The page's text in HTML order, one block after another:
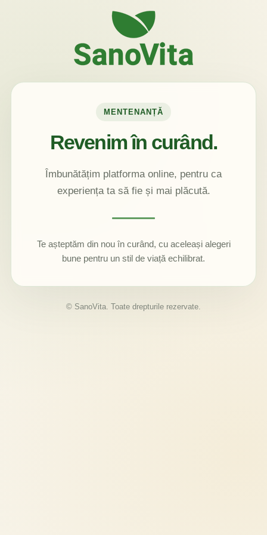
MENTENANȚĂ
Revenim în curând.
Îmbunătățim platforma online, pentru ca
experiența ta să fie și mai plăcută.
Te așteptăm din nou în curând, cu aceleași alegeri
bune pentru un stil de viață echilibrat.
© SanoVita. Toate drepturile rezervate.